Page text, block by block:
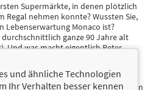
Supermärkte, in denen plötzlich
Regal nehmen konnte? Wussten Sie,
Lebenserwartung Monaco ist?
ganze 90 Jahre alt
Und was macht eigentlich Peter
mit seinem
Schatztruhe voller kurioser Fakten
und ähnliche Technologien
Ihr Verhalten besser kennen